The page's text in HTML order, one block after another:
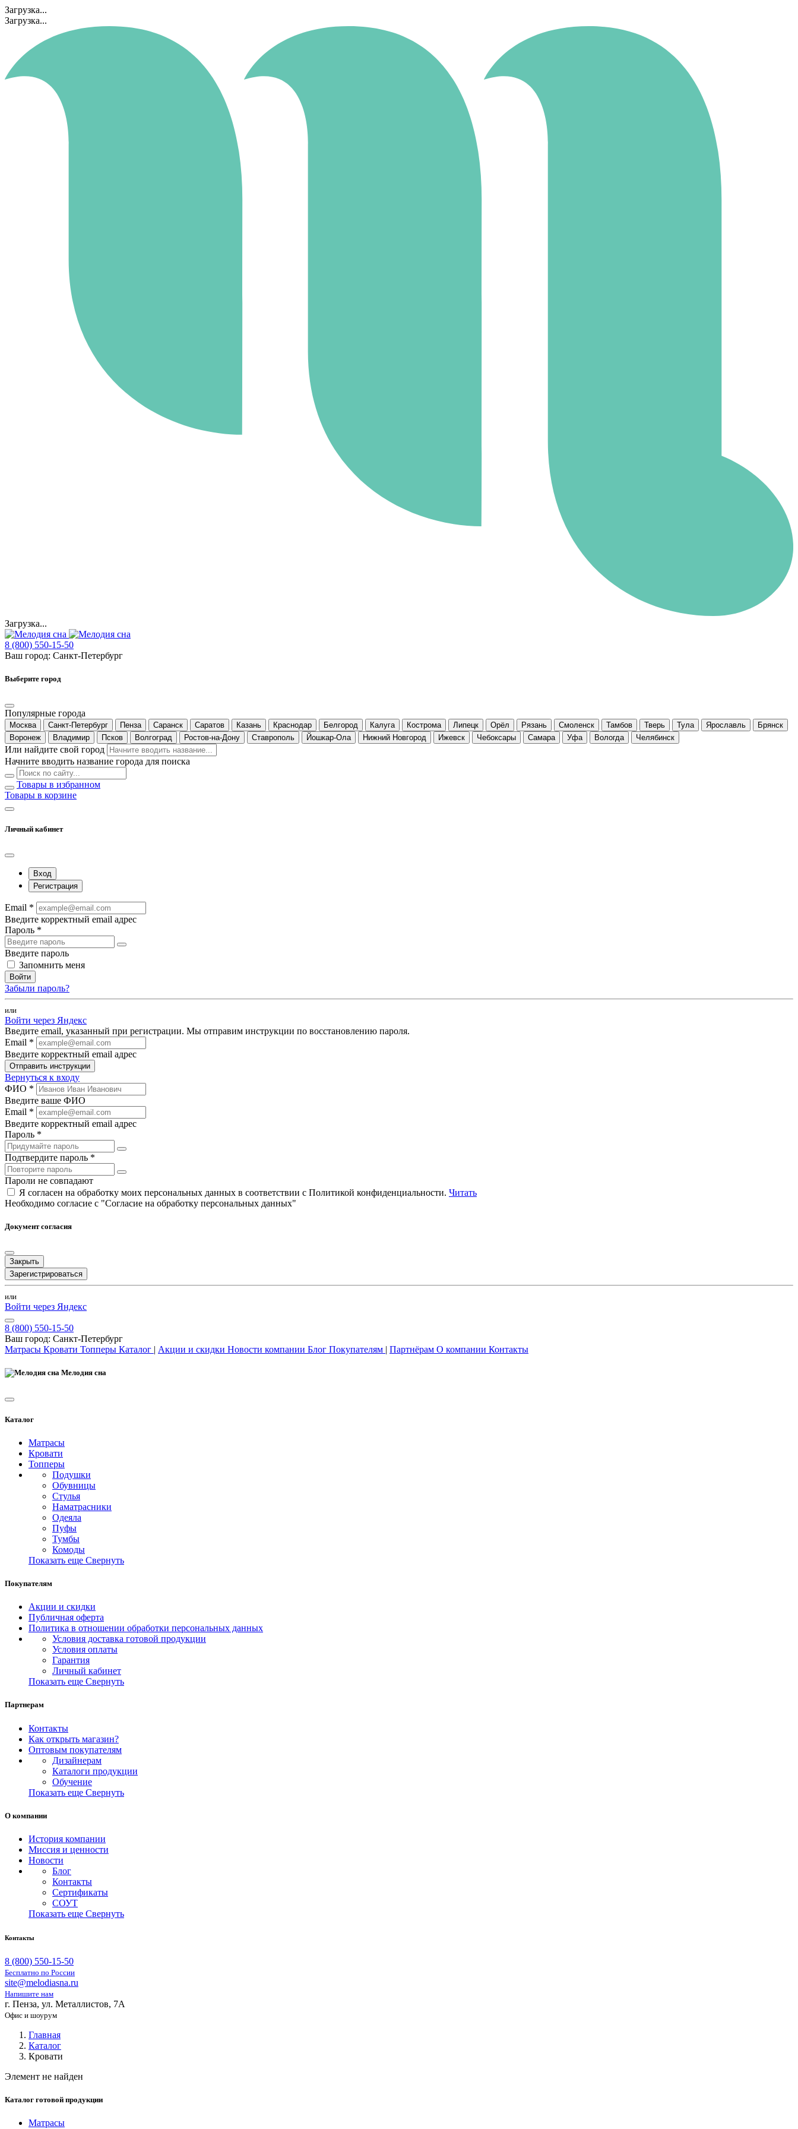
Загрузка...
Загрузка...
Загрузка...
8 (800) 550-15-50
Ваш город: Санкт-Петербург
Выберите город
Популярные города
Москва Санкт-Петербург Пенза Саранск Саратов Казань Краснодар Белгород Калуга Кострома Липецк Орёл Рязань Смоленск Тамбов Тверь Тула Ярославль
Брянск
Воронеж
Владимир Псков Волгоград Ростов-на-Дону Ставрополь Йошкар-Ола Нижний Новгород Ижевск Чебоксары Самара Уфа Вологда Челябинск
Или найдите свой город
Начните вводить название города для поиска
Товары в избранном
Товары в корзине
Личный кабинет
Вход
Регистрация
Email *
Введите корректный email адрес
Пароль *
Введите пароль
Запомнить меня
Войти
Забыли пароль?
или
Войти через Яндекс
Введите email, указанный при регистрации. Мы отправим инструкции по восстановлению пароля.
Email *
Введите корректный email адрес
Отправить инструкции
Вернуться к входу
ФИО *
Введите ваше ФИО
Email *
Введите корректный email адрес
Пароль *
Подтвердите пароль *
Пароли не совпадают
Я согласен на обработку моих персональных данных в соответствии с Политикой конфиденциальности. Читать
Необходимо согласие с "Согласие на обработку персональных данных"
Документ согласия
Закрыть
Зарегистрироваться
или
Войти через Яндекс
8 (800) 550-15-50
Ваш город: Санкт-Петербург
Матрасы Кровати Топперы Каталог | Акции и скидки Новости компании Блог Покупателям | Партнёрам О компании Контакты
Мелодия сна
Каталог
Матрасы
Кровати
Топперы
Подушки
Обувницы
Стулья
Наматрасники
Одеяла
Пуфы
Тумбы
Комоды
Показать еще Свернуть
Покупателям
Акции и скидки
Публичная оферта
Политика в отношении обработки персональных данных
Условия доставка готовой продукции
Условия оплаты
Гарантия
Личный кабинет
Показать еще Свернуть
Партнерам
Контакты
Как открыть магазин?
Оптовым покупателям
Дизайнерам
Каталоги продукции
Обучение
Показать еще Свернуть
О компании
История компании
Миссия и ценности
Новости
Блог
Контакты
Сертификаты
СОУТ
Показать еще Свернуть
Контакты
8 (800) 550-15-50
Бесплатно по России
site@melodiasna.ru
Напишите нам
г. Пенза, ул. Металлистов, 7А
Офис и шоурум
Главная
Каталог
Кровати
Элемент не найден
Каталог готовой продукции
Матрасы